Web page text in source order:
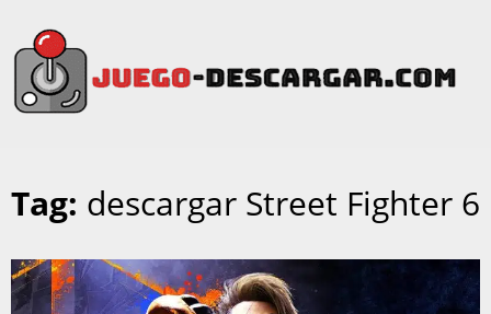
Tag: descargar Street Fighter 6